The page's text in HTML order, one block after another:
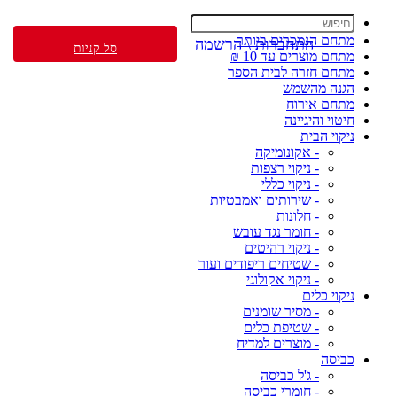
מתחם הנמכרים ביותר
מתחם מוצרים עד 10 ₪
מתחם חזרה לבית הספר
הגנה מהשמש
מתחם אירוח
חיטוי והיגיינה
ניקוי הבית
- אקונומיקה
- ניקוי רצפות
- ניקוי כללי
- שירותים ואמבטיות
- חלונות
- חומר נגד עובש
- ניקוי רהיטים
- שטיחים ריפודים ועור
- ניקוי אקולוגי
ניקוי כלים
- מסיר שומנים
- שטיפת כלים
- מוצרים למדיח
כביסה
- ג'ל כביסה
- חומרי כביסה
התחברות \ הרשמה סל קניות